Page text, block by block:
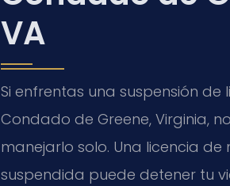
VA
Si enfrentas una suspensión de
Condado de Greene, Virginia,
manejarlo solo. Una licencia de
suspendida puede detener tu